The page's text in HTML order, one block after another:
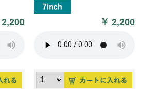
2,200 ￥2,200